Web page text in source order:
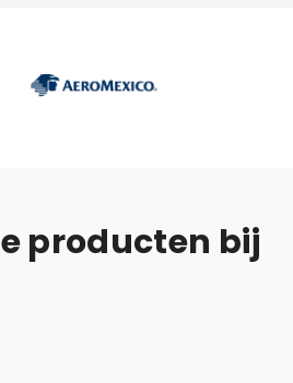
producten bij